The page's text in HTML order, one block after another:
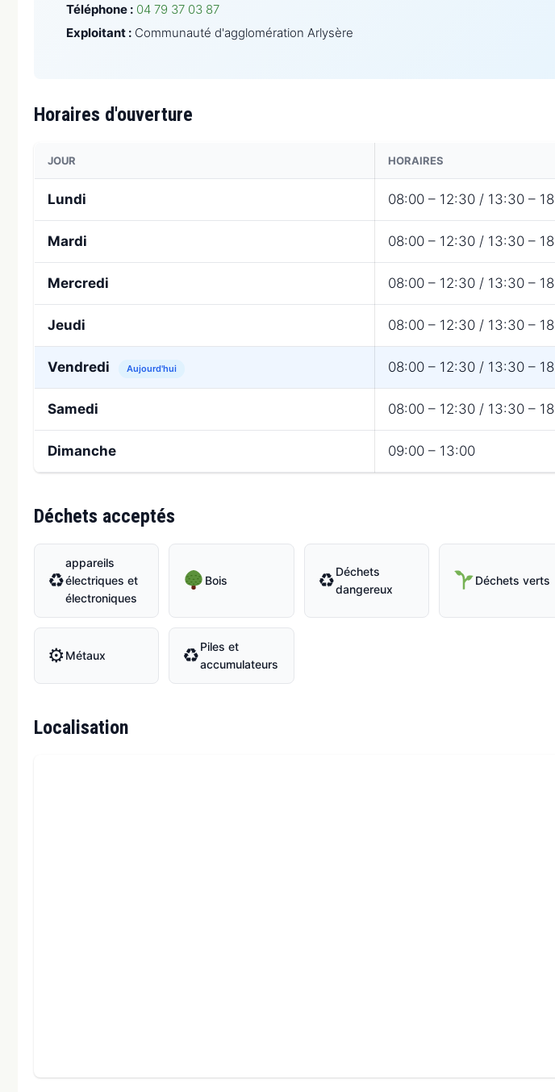
Téléphone : 04 79 37 03 87
Exploitant : Communauté d'agglomération Arlysère
Horaires d'ouverture
JOUR HORAIRES
Lundi 08:00 – 12:30 / 13:30 –
Mardi 08:00 – 12:30 / 13:30 –
Mercredi 08:00 – 12:30 / 13:30 –
Jeudi 08:00 – 12:30 / 13:30 –
Vendredi Aujourd'hui 08:00 – 12:30 / 13:30 –
Samedi 08:00 – 12:30 / 13:30 –
Dimanche 09:00 – 13:00
Déchets acceptés
♻
appareils
électriques et
électroniques
Bois ♻Déchets
dangereux
Déchets verts
⚙Métaux ♻Piles et
accumulateurs
Localisation